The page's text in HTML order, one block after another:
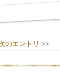
のエントリ >>